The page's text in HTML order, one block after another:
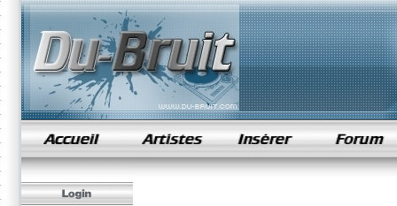
samples de rap